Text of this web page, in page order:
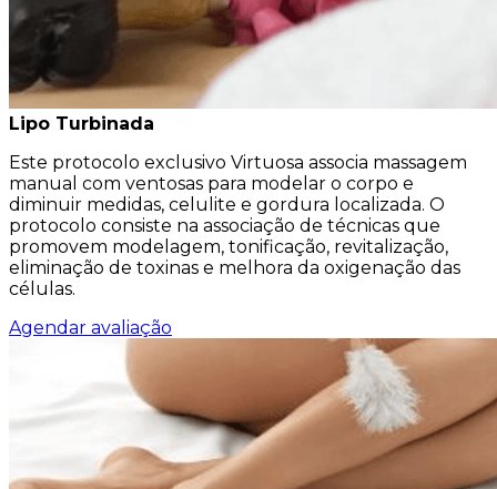
Lipo Turbinada
Este protocolo exclusivo Virtuosa associa massagem
manual com ventosas para modelar o corpo e
diminuir medidas, celulite e gordura localizada. O
protocolo consiste na associação de técnicas que
promovem modelagem, tonificação, revitalização,
eliminação de toxinas e melhora da oxigenação das
células.
Agendar avaliação